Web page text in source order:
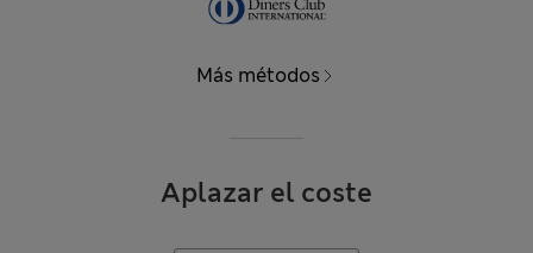
Más métodos
Aplazar el coste